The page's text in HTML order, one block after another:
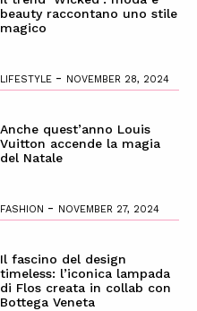
beauty raccontano uno stile
magico
LIFESTYLE - NOVEMBER 28, 2024
Anche quest’anno Louis
Vuitton accende la magia
del Natale
FASHION - NOVEMBER 27, 2024
Il fascino del design
timeless: l’iconica lampada
di Flos creata in collab con
Bottega Veneta